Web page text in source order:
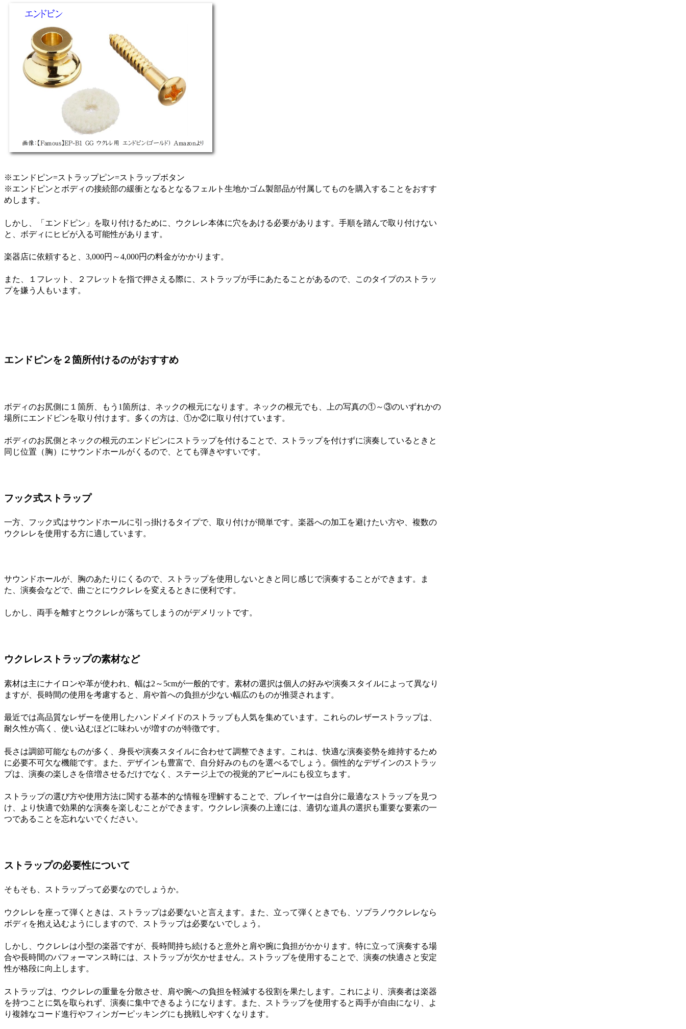
※エンドピン=ストラップピン=ストラップボタン
※エンドピンとボディの接続部の緩衝となるとなるフェルト生地かゴム製部品が付属してものを購入することをおすす
めします。
しかし、「エンドピン」を取り付けるために、ウクレレ本体に穴をあける必要があります。手順を踏んで取り付けない
と、ボディにヒビが入る可能性があります。
楽器店に依頼すると、3,000円～4,000円の料金がかかります。
また、１フレット、２フレットを指で押さえる際に、ストラップが手にあたることがあるので、このタイプのストラッ
プを嫌う人もいます。
エンドピンを２箇所付けるのがおすすめ
ボディのお尻側に１箇所、もう1箇所は、ネックの根元になります。ネックの根元でも、上の写真の①～③のいずれかの
場所にエンドピンを取り付けます。多くの方は、①か②に取り付けています。
ボディのお尻側とネックの根元のエンドピンにストラップを付けることで、ストラップを付けずに演奏しているときと
同じ位置（胸）にサウンドホールがくるので、とても弾きやすいです。
フック式ストラップ
一方、フック式はサウンドホールに引っ掛けるタイプで、取り付けが簡単です。楽器への加工を避けたい方や、複数の
ウクレレを使用する方に適しています。
サウンドホールが、胸のあたりにくるので、ストラップを使用しないときと同じ感じで演奏することができます。ま
た、演奏会などで、曲ごとにウクレレを変えるときに便利です。
しかし、両手を離すとウクレレが落ちてしまうのがデメリットです。
ウクレレストラップの素材など
素材は主にナイロンや革が使われ、幅は2～5cmが一般的です。素材の選択は個人の好みや演奏スタイルによって異なり
ますが、長時間の使用を考慮すると、肩や首への負担が少ない幅広のものが推奨されます。
最近では高品質なレザーを使用したハンドメイドのストラップも人気を集めています。これらのレザーストラップは、
耐久性が高く、使い込むほどに味わいが増すのが特徴です。
長さは調節可能なものが多く、身長や演奏スタイルに合わせて調整できます。これは、快適な演奏姿勢を維持するため
に必要不可欠な機能です。また、デザインも豊富で、自分好みのものを選べるでしょう。個性的なデザインのストラッ
プは、演奏の楽しさを倍増させるだけでなく、ステージ上での視覚的アピールにも役立ちます。
ストラップの選び方や使用方法に関する基本的な情報を理解することで、プレイヤーは自分に最適なストラップを見つ
け、より快適で効果的な演奏を楽しむことができます。ウクレレ演奏の上達には、適切な道具の選択も重要な要素の一
つであることを忘れないでください。
ストラップの必要性について
そもそも、ストラップって必要なのでしょうか。
ウクレレを座って弾くときは、ストラップは必要ないと言えます。また、立って弾くときでも、ソプラノウクレレなら
ボディを抱え込むようにしますので、ストラップは必要ないでしょう。
しかし、ウクレレは小型の楽器ですが、長時間持ち続けると意外と肩や腕に負担がかかります。特に立って演奏する場
合や長時間のパフォーマンス時には、ストラップが欠かせません。ストラップを使用することで、演奏の快適さと安定
性が格段に向上します。
ストラップは、ウクレレの重量を分散させ、肩や腕への負担を軽減する役割を果たします。これにより、演奏者は楽器
を持つことに気を取られず、演奏に集中できるようになります。また、ストラップを使用すると両手が自由になり、よ
り複雑なコード進行やフィンガーピッキングにも挑戦しやすくなります。